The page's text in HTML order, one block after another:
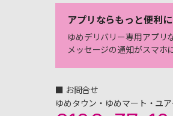
アプリならもっと便利に
ゆめデリバリー専用アプリ
メッセージの通知がスマホ
■ お問合せ
ゆめタウン・ゆめマート・ユア